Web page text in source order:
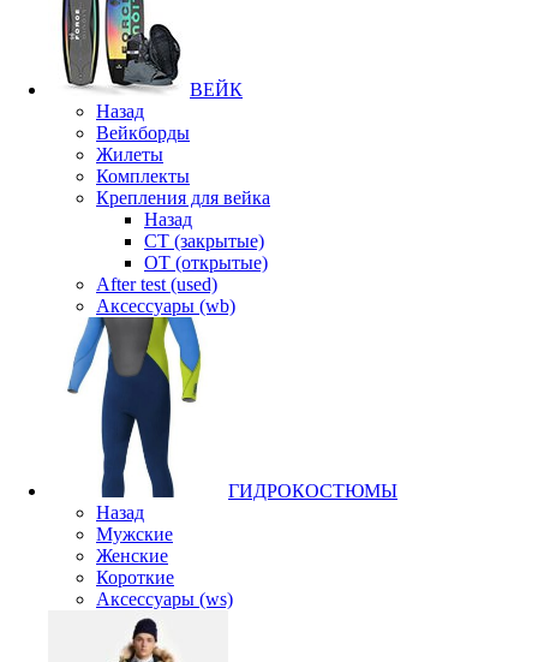
ВЕЙК
Назад
Вейкборды
Жилеты
Комплекты
Крепления для вейка
Назад
CT (закрытые)
OT (открытые)
After test (used)
Аксессуары (wb)
ГИДРОКОСТЮМЫ
Назад
Мужские
Женские
Короткие
Аксессуары (ws)